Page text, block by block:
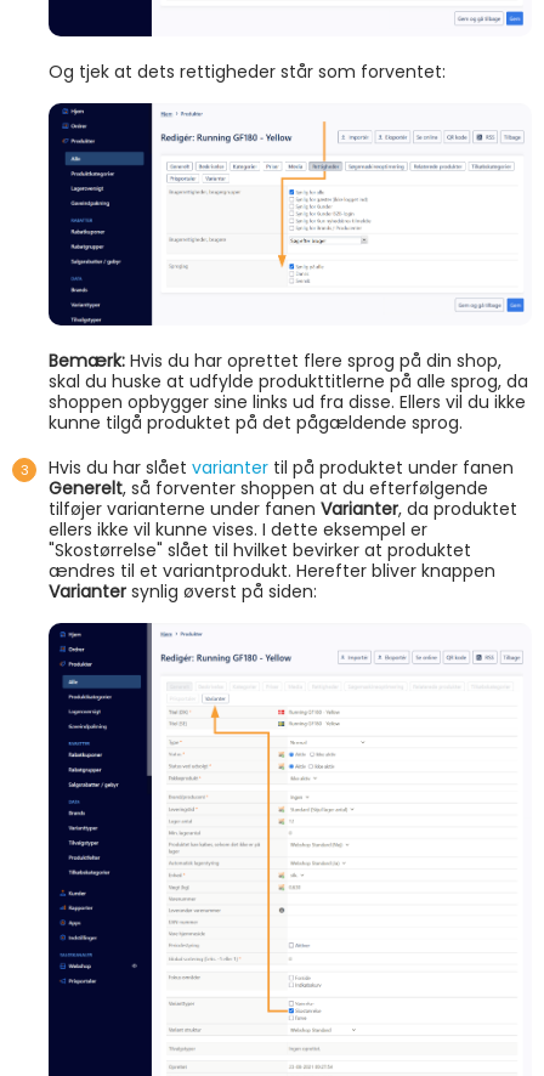
Og tjek at dets rettigheder står som forventet:
Bemærk: Hvis du har oprettet flere sprog på din shop,
skal du huske at udfylde produkttitlerne på alle sprog, da
shoppen opbygger sine links ud fra disse. Ellers vil du ikke
kunne tilgå produktet på det pågældende sprog.
Hvis du har slået varianter til på produktet under fanen
Generelt, så forventer shoppen at du efterfølgende
tilføjer varianterne under fanen Varianter, da produktet
ellers ikke vil kunne vises. I dette eksempel er
"Skostørrelse" slået til hvilket bevirker at produktet
ændres til et variantprodukt. Herefter bliver knappen
Varianter synlig øverst på siden: